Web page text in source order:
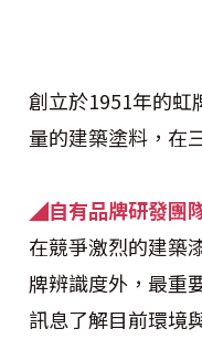
創立於1951年的
量的建築塗料，在
◢自有品牌研發團
在競爭激烈的建築
牌辨識度外，最重
訊息了解目前環境